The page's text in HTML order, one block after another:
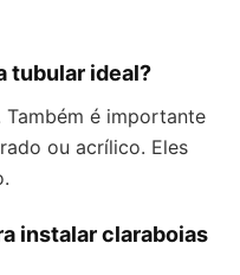
tubular ideal?
é importante
ou acrílico. Eles
instalar claraboias